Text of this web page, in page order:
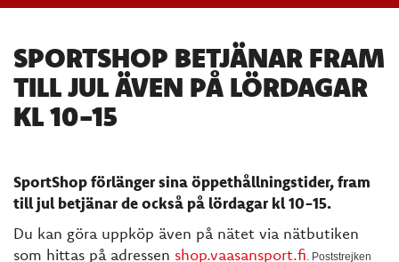
SPORTSHOP BETJÄNAR FRAM
TILL JUL ÄVEN PÅ LÖRDAGAR
KL 10-15
SportShop förlänger sina öppethållningstider, fram
till jul betjänar de också på lördagar kl 10-15.
Du kan göra uppköp även på nätet via nätbutiken
som hittas på adressen shop.vaasansport.fi. Poststrejken